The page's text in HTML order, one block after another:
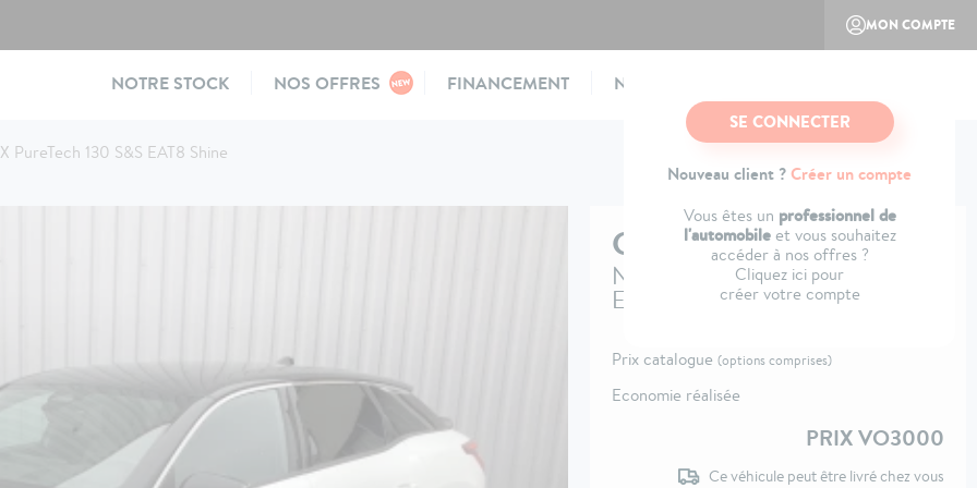
MON COMPTE
SE CONNECTER
Nouveau client ?Créer un compte
Vous êtes un professionnel de
l'automobileet vous souhaitez
accéder à nos offres ?
Cliquez ici pour
créer votre compte
Main
NOTRE STOCK NOS OFFRES FINANCEMENT NOTRE CONCEPT
PureTech 130 S&S EAT8 Shine
CITROËNC5 X
Nouvelle PureTech 130 S&S
EAT8 Shine
Prix catalogue (options comprises)
Economie réalisée
PRIX VO3000
Ce véhicule peut être livré chez vous